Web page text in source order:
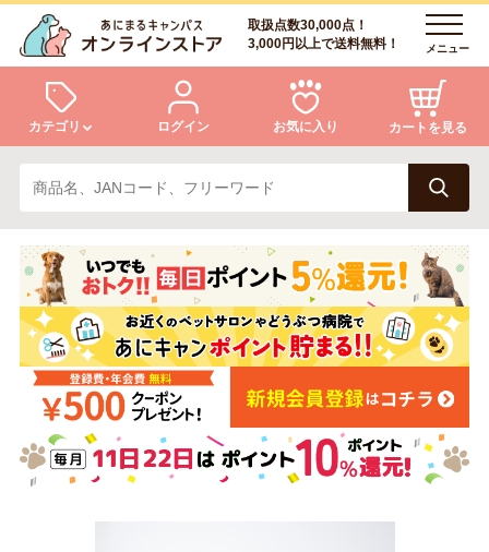
取扱点数30,000点！
3,000円以上で送料無料！
メニュー
カテゴリ
犬 猫
小動物・鳥 アクア・爬虫類・昆虫
ドッグフード キャットフード
美容・ケア用品 服・おさんぽ用品
ログイン お気に入り カートを見る
ログイン
会員登録
あにまるキャンパスについて
アフターサービス
商品リクエスト